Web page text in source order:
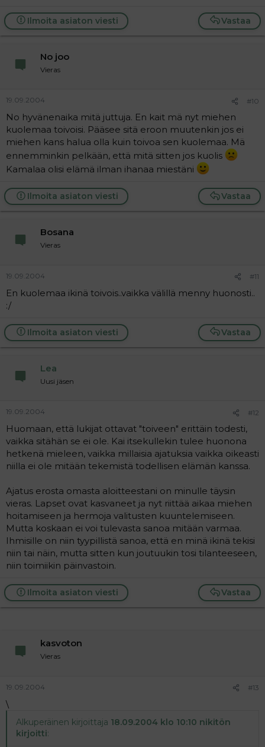
Vastaa
Ilmoita asiaton viesti
No joo
Vieras
19.09.2004 #10
No hyvänenaika mitä juttuja. En kait mä nyt miehen
kuolemaa toivoisi. Pääsee sitä eroon muutenkin jos ei
miehen kans halua olla kuin toivoa sen kuolemaa. Mä
ennemminkin pelkään, että mitä sitten jos kuolis
Kamalaa olisi elämä ilman ihanaa miestäni
Vastaa
Ilmoita asiaton viesti
Bosana
Vieras
19.09.2004 #11
En kuolemaa ikinä toivois..vaikka välillä menny huonosti..
:/
Vastaa
Ilmoita asiaton viesti
Lea
Uusi jäsen
19.09.2004 #12
Huomaan, että lukijat ottavat "toiveen" erittäin todesti,
vaikka sitähän se ei ole. Kai itsekullekin tulee huonona
hetkenä mieleen, vaikka millaisia ajatuksia vaikka oikeasti
niilla ei ole mitään tekemistä todellisen elämän kanssa.
Ajatus erosta omasta aloitteestani on minulle täysin
vieras. Lapset ovat kasvaneet ja nyt riittää aikaa miehen
hoitamiseen ja hermoja valitusten kuuntelemiseen.
Mutta koskaan ei voi tulevasta sanoa mitään varmaa.
Ihmisille on niin tyypillistä sanoa, että en minä ikinä tekisi
niin tai näin, mutta sitten kun joutuukin tosi tilanteeseen,
niin toimiikin päinvastoin.
Vastaa
Ilmoita asiaton viesti
kasvoton
Vieras
19.09.2004 #13
\
Alkuperäinen kirjoittaja 18.09.2004 klo 10:10 nikitön
kirjoitti: